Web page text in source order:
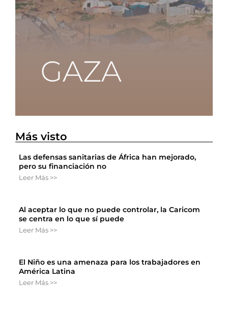
Más visto
Las defensas sanitarias de África han mejorado,
pero su financiación no
Leer Más >>
Al aceptar lo que no puede controlar, la Caricom
se centra en lo que sí puede
Leer Más >>
El Niño es una amenaza para los trabajadores en
América Latina
Leer Más >>